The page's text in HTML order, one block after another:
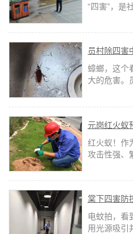
“四害”，是
员村除四害
忽视！
蟑螂，这个
大的危害。
元岗红火蚁
红火蚁！作
攻击性强、
棠下四害防
电蚊拍，看
用光源吸引